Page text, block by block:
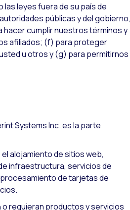
leyes fuera de su país de
públicas y del gobierno,
hacer cumplir nuestros términos y
afiliados; (f) para proteger
u otros y (g) para permitirnos
Systems Inc. es la parte
alojamiento de sitios web,
infraestructura, servicios de
de tarjetas de
requieran productos y servicios